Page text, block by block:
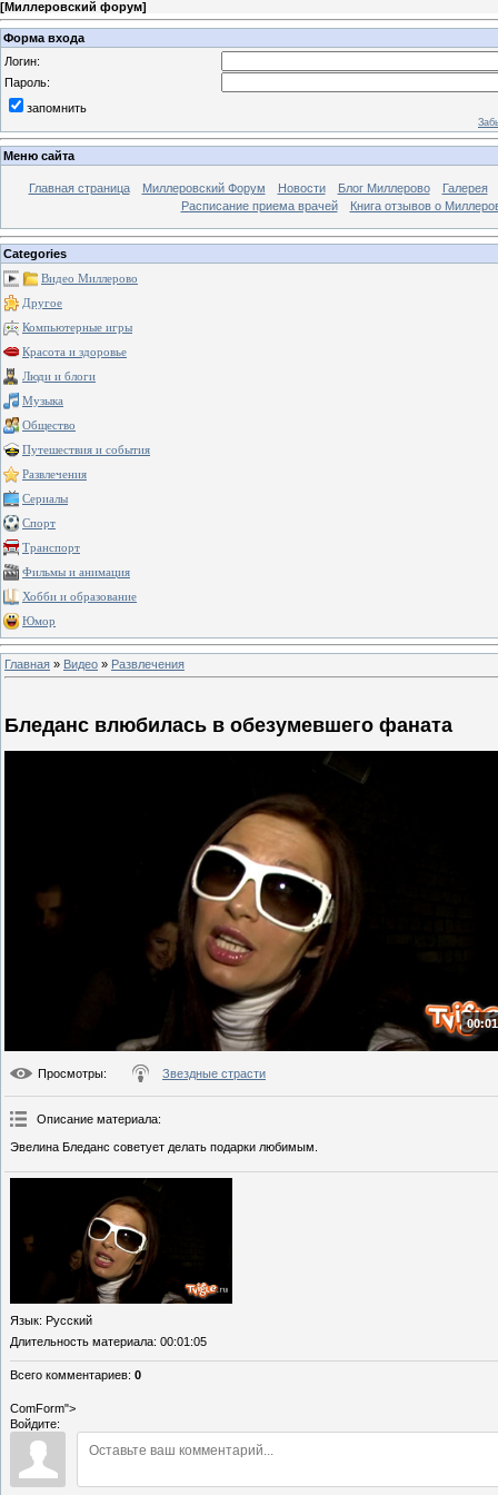
[Миллеровский форум]
Форма входа
Логин:
Пароль:
запомнить
Меню сайта
Главная страница Миллеровский Форум Новости Блог Миллерово
Галерея
Расписание приема врачей
Книга отзывов о
Categories
Видео Миллерово
Другое
Компьютерные игры
Красота и здоровье
Люди и блоги
Музыка
Общество
Путешествия и события
Развлечения
Сериалы
Спорт
Транспорт
Фильмы и анимация
Хобби и образование
Юмор
Главная » Видео » Развлечения
Бледанс влюбилась в обезумевшего фаната
Просмотры: Звездные страсти
Описание материала:
Эвелина Бледанс советует делать подарки любимым.
Язык: Русский
Длительность материала: 00:01:05
Всего комментариев: 0
ComForm">
Войдите: